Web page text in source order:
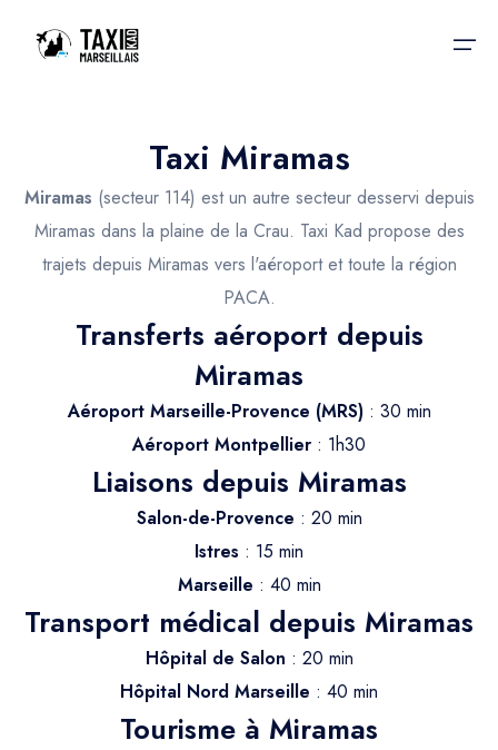
Nos services
Nos services
Taxis Aéroport
Trajet Gare SNCF
Trajet Port croisière
Trajet Séminaire
Trajet Santé
Trajet Longue Distance
Taxis aéroport
Réservation
Actualités & évènements
Contactez-nous
Taxi Miramas
Miramas (secteur 114) est un autre secteur desservi depuis
Miramas dans la plaine de la Crau. Taxi Kad propose des
trajets depuis Miramas vers l'aéroport et toute la région
PACA.
Transferts aéroport depuis
Miramas
Aéroport Marseille-Provence (MRS): 30 min
Aéroport Montpellier : 1h30
Liaisons depuis Miramas
Salon-de-Provence : 20 min
Istres : 15 min
Marseille : 40 min
Transport médical depuis Miramas
Hôpital de Salon : 20 min
Hôpital Nord Marseille : 40 min
Tourisme à Miramas